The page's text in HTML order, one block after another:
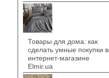
Товары для дома: как
сделать умные покупки в
интернет-магазине
Elmir.ua